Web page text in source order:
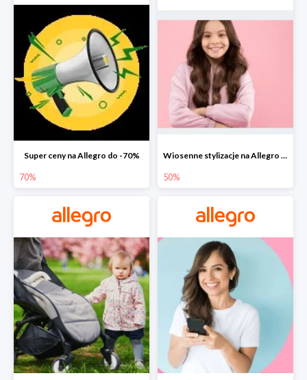
Super ceny na Allegro do -70%
70%
Wiosenne stylizacje na Allegro do -50%
50%